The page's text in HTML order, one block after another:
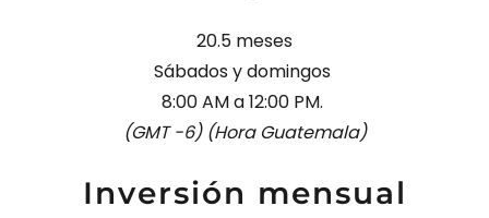
20.5 meses
Sábados y domingos
8:00 AM a 12:00 PM.
(GMT -6) (Hora Guatemala)
Inversión mensual